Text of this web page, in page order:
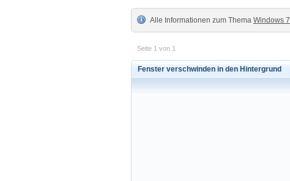
Alle Informationen zum Thema Windows 7
Seite 1 von 1
Fenster verschwinden in den Hintergrund